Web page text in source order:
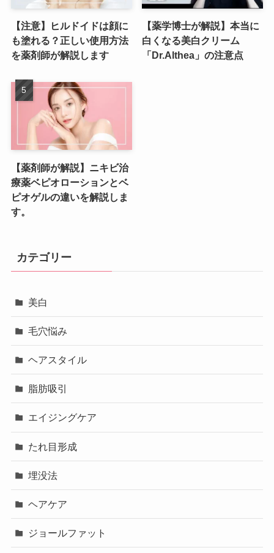
【注意】ヒルドイドは顔に
も塗れる？正しい使用方法
を薬剤師が解説します
【薬学博士が解説】本当に
白くなる美白クリーム
「Dr.Althea」の注意点
【薬剤師が解説】ニキビ治
療薬ベピオローションとベ
ピオゲルの違いを解説しま
す。
カテゴリー
美白
毛穴悩み
ヘアスタイル
脂肪吸引
エイジングケア
たれ目形成
埋没法
ヘアケア
ジョールファット